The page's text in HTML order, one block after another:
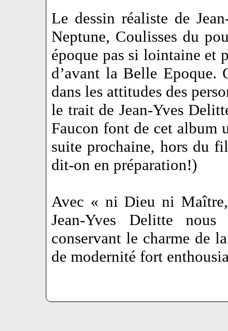
Le dessin réaliste de
Neptune, Coulisses du
époque pas si lointaine et
d’avant la Belle Epoque.
dans les attitudes des
le trait de Jean-Yves
Faucon font de cet album
suite prochaine, hors du
dit-on en préparation!)
Avec « ni Dieu ni
Jean-Yves Delitte
conservant le charme de
de modernité fort